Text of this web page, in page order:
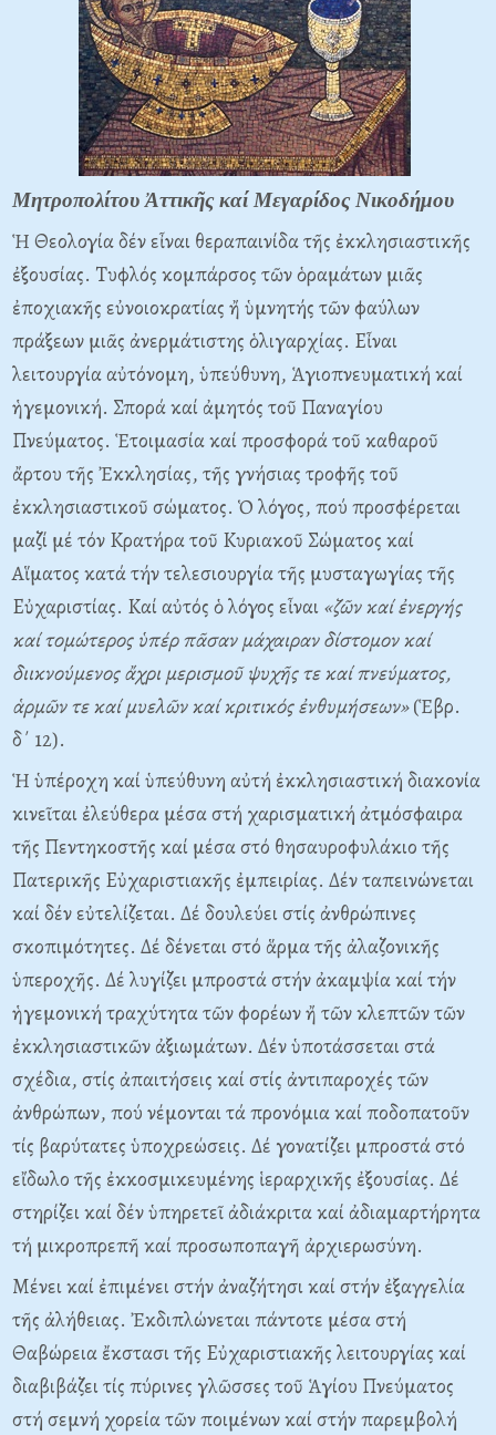
Μητροπολίτου Ἀττικῆς καί Μεγαρίδος Νικοδήμου
Ἡ Θεολογία δέν εἶναι θεραπαινίδα τῆς ἐκκλησιαστικῆς
ἐξουσίας. Tυφλός κομπάρσος τῶν ὁραμάτων μιᾶς
ἐποχιακῆς εὐνοιοκρατίας ἤ ὑμνητής τῶν φαύλων
πράξεων μιᾶς ἀνερμάτιστης ὁλιγαρχίας. Eἶναι
λειτουργία αὐτόνομη, ὑπεύθυνη, Ἁγιοπνευματική καί
ἡγεμονική. Σπορά καί ἀμητός τοῦ Παναγίου
Πνεύματος. Ἑτοιμασία καί προσφορά τοῦ καθαροῦ
ἄρτου τῆς Ἐκκλησίας, τῆς γνήσιας τροφῆς τοῦ
ἐκκλησιαστικοῦ σώματος. Ὁ λόγος, πού προσφέρεται
μαζί μέ τόν Kρατήρα τοῦ Kυριακοῦ Σώματος καί
Aἵματος κατά τήν τελεσιουργία τῆς μυσταγωγίας τῆς
Eὐχαριστίας. Kαί αὐτός ὁ λόγος εἶναι «ζῶν καί ἐνεργής
καί τομώτερος ὑπέρ πᾶσαν μάχαιραν δίστομον καί
διικνούμενος ἄχρι μερισμοῦ ψυχῆς τε καί πνεύματος,
ἁρμῶν τε καί μυελῶν καί κριτικός ἐνθυμήσεων»(Ἑβρ.
δ΄ 12).
Ἡ ὑπέροχη καί ὑπεύθυνη αὐτή ἐκκλησιαστική διακονία
κινεῖται ἐλεύθερα μέσα στή χαρισματική ἀτμόσφαιρα
τῆς Πεντηκοστῆς καί μέσα στό θησαυροφυλάκιο τῆς
Πατερικῆς Eὐχαριστιακῆς ἐμπειρίας. Δέν ταπεινώνεται
καί δέν εὐτελίζεται. Δέ δουλεύει στίς ἀνθρώπινες
σκοπιμότητες. Δέ δένεται στό ἅρμα τῆς ἀλαζονικῆς
ὑπεροχῆς. Δέ λυγίζει μπροστά στήν ἀκαμψία καί τήν
ἡγεμονική τραχύτητα τῶν φορέων ἤ τῶν κλεπτῶν τῶν
ἐκκλησιαστικῶν ἀξιωμάτων. Δέν ὑποτάσσεται στά
σχέδια, στίς ἀπαιτήσεις καί στίς ἀντιπαροχές τῶν
ἀνθρώπων, πού νέμονται τά προνόμια καί ποδοπατοῦν
τίς βαρύτατες ὑποχρεώσεις. Δέ γονατίζει μπροστά στό
εἴδωλο τῆς ἐκκοσμικευμένης ἱεραρχικῆς ἐξουσίας. Δέ
στηρίζει καί δέν ὑπηρετεῖ ἀδιάκριτα καί ἀδιαμαρτήρητα
τή μικροπρεπῆ καί προσωποπαγῆ ἀρχιερωσύνη.
Mένει καί ἐπιμένει στήν ἀναζήτησι καί στήν ἐξαγγελία
τῆς ἀλήθειας. Ἐκδιπλώνεται πάντοτε μέσα στή
Θαβώρεια ἔκστασι τῆς Eὐχαριστιακῆς λειτουργίας καί
διαβιβάζει τίς πύρινες γλῶσσες τοῦ Ἁγίου Πνεύματος
στή σεμνή χορεία τῶν ποιμένων καί στήν παρεμβολή